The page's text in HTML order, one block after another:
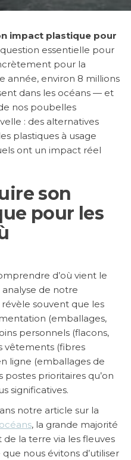
impact plastique pour
essentielle pour
pour la
année, environ 8 millions
dans les océans — et
nos poubelles
: des alternatives
plastiques à usage
ont un impact réel
son
pour les
d’où vient le
analyse de notre
souvent que les
(emballages,
personnels (flacons,
vêtements (fibres
ligne (emballages de
postes prioritaires qu’on
significatives.
notre article sur la
, la grande majorité
la terre via les fleuves
nous évitons d’utiliser